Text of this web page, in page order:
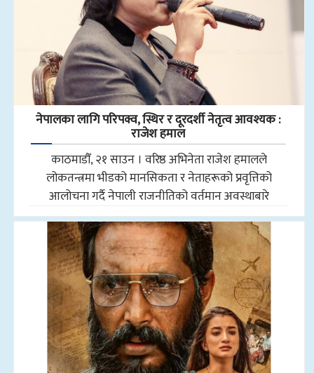
नेपालका लागि परिपक्व, स्थिर र दूरदर्शी नेतृत्व आवश्यक :
राजेश हमाल
काठमाडौँ, २१ साउन । वरिष्ठ अभिनेता राजेश हमालले
लोकतन्त्रमा भीडको मानसिकता र नेताहरूको प्रवृत्तिको
आलोचना गर्दै नेपाली राजनीतिको वर्तमान अवस्थाबारे